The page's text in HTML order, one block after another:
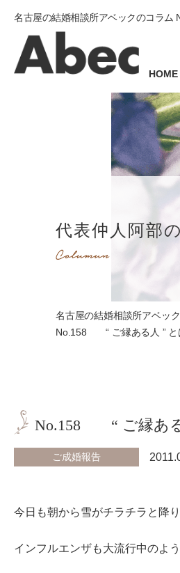
名古屋の結婚相談所アベックのコ
HOME
代表仲人阿部
名古屋の結婚相談所アベック
No.158 “ ご縁ある人 ”
No.158 “ ご縁あ
ご成婚報告
今日も朝から雪がチラチラと降
インフルエンザも大流行中のよ